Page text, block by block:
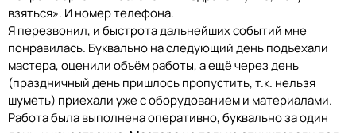
взяться». И номер телефона.
Я перезвонил, и быстрота дальнейших событий мне
понравилась. Буквально на следующий день подъехали
мастера, оценили объём работы, а ещё через день
(праздничный день пришлось пропустить, т.к. нельзя
шуметь) приехали уже с оборудованием и материалами.
Работа была выполнена оперативно, буквально за один